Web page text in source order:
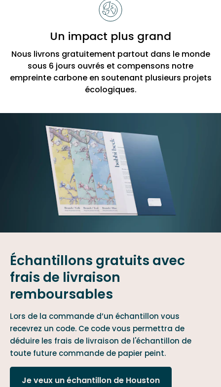
Un impact plus grand
Nous livrons gratuitement partout dans le monde
sous 6 jours ouvrés et compensons notre
empreinte carbone en soutenant plusieurs projets
écologiques.
Échantillons gratuits avec
frais de livraison
remboursables
Lors de la commande d’un échantillon vous
recevrez un code. Ce code vous permettra de
déduire les frais de livraison de l'échantillon de
toute future commande de papier peint.
Je veux un échantillon de Houston